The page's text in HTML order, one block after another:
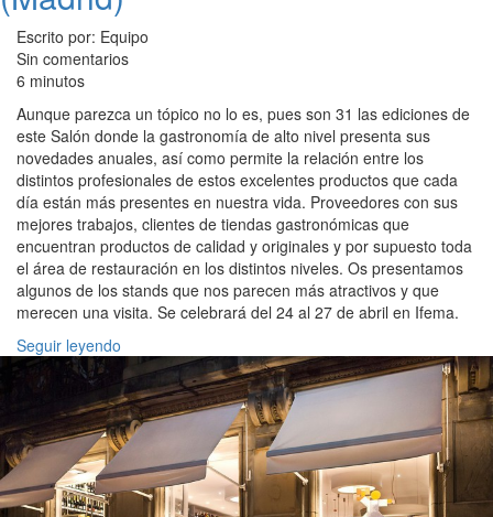
Escrito por: Equipo
Sin comentarios
6 minutos
Aunque parezca un tópico no lo es, pues son 31 las ediciones de
este Salón donde la gastronomía de alto nivel presenta sus
novedades anuales, así como permite la relación entre los
distintos profesionales de estos excelentes productos que cada
día están más presentes en nuestra vida. Proveedores con sus
mejores trabajos, clientes de tiendas gastronómicas que
encuentran productos de calidad y originales y por supuesto toda
el área de restauración en los distintos niveles. Os presentamos
algunos de los stands que nos parecen más atractivos y que
merecen una visita. Se celebrará del 24 al 27 de abril en Ifema.
Seguir leyendo